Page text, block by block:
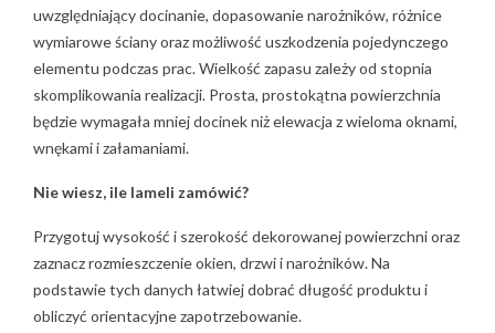
uwzględniający docinanie, dopasowanie narożników, różnice
wymiarowe ściany oraz możliwość uszkodzenia pojedynczego
elementu podczas prac. Wielkość zapasu zależy od stopnia
skomplikowania realizacji. Prosta, prostokątna powierzchnia
będzie wymagała mniej docinek niż elewacja z wieloma oknami,
wnękami i załamaniami.
Nie wiesz, ile lameli zamówić?
Przygotuj wysokość i szerokość dekorowanej powierzchni oraz
zaznacz rozmieszczenie okien, drzwi i narożników. Na
podstawie tych danych łatwiej dobrać długość produktu i
obliczyć orientacyjne zapotrzebowanie.